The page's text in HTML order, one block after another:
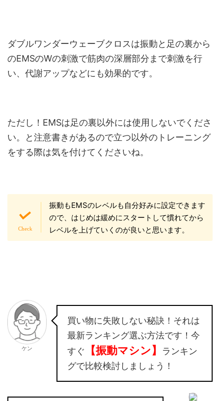
ダブルワンダーウェーブクロスは振動と足の裏から
のEMSのWの刺激で筋肉の深層部分まで刺激を行
い、代謝アップなどにも効果的です。
ただし！EMSは足の裏以外には使用しないでくださ
い。と注意書きがあるので立つ以外のトレーニング
をする際は気を付けてくださいね。
振動もEMSのレベルも自分好みに設定できます
ので、はじめは緩めにスタートして慣れてから
レベルを上げていくのが良いと思います。
ケン
買い物に失敗しない秘訣！それは
最新ランキング選ぶ方法です！今
すぐ
【振動マシン】
ランキン
グで比較検討しましょう！